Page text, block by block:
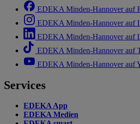
EDEKA Minden-Hannover auf
EDEKA Minden-Hannover auf
EDEKA Minden-Hannover auf
EDEKA Minden-Hannover auf
EDEKA Minden-Hannover auf
Services
EDEKA App
EDEKA Medien